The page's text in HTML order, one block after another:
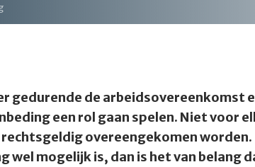
gedurende de arbeidsovereenkomst
een rol gaan spelen. Niet voor
overeengekomen
wel mogelijk is, dan is het van belang